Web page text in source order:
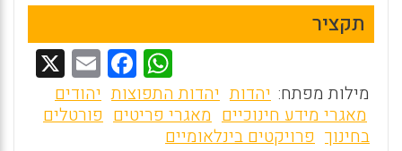
תקציר
W
h
at
F
a
ce
E
m
ai
מילות מפתח: יהדות יהדות התפוצות יהודים
מאגרי מידע חינוכיים מאגרי פריטים פורטלים
בחינוך פרויקטים בינלאומיים